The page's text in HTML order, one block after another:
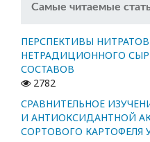
Самые читаемые
ПЕРСПЕКТИВЫ
НЕТРАДИЦИОННОГО
СОСТАВОВ
2782
СРАВНИТЕЛЬНОЕ
И АНТИОКСИДАНТНОЙ
СОРТОВОГО КАРТОФЕЛЯ